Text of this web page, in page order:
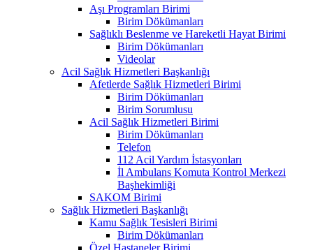
Aşı Programları Birimi
Birim Dökümanları
Sağlıklı Beslenme ve Hareketli Hayat Birimi
Birim Dökümanları
Videolar
Acil Sağlık Hizmetleri Başkanlığı
Afetlerde Sağlık Hizmetleri Birimi
Birim Dökümanları
Birim Sorumlusu
Acil Sağlık Hizmetleri Birimi
Birim Dökümanları
Telefon
112 Acil Yardım İstasyonları
İl Ambulans Komuta Kontrol Merkezi
Başhekimliği
SAKOM Birimi
Sağlık Hizmetleri Başkanlığı
Kamu Sağlık Tesisleri Birimi
Birim Dökümanları
Özel Hastaneler Birimi